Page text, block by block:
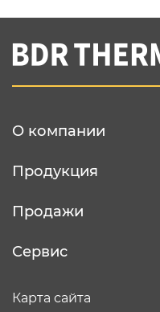
Вы соглашаетесь с
О компании
Продукция
Продажи
Сервис
Карта сайта